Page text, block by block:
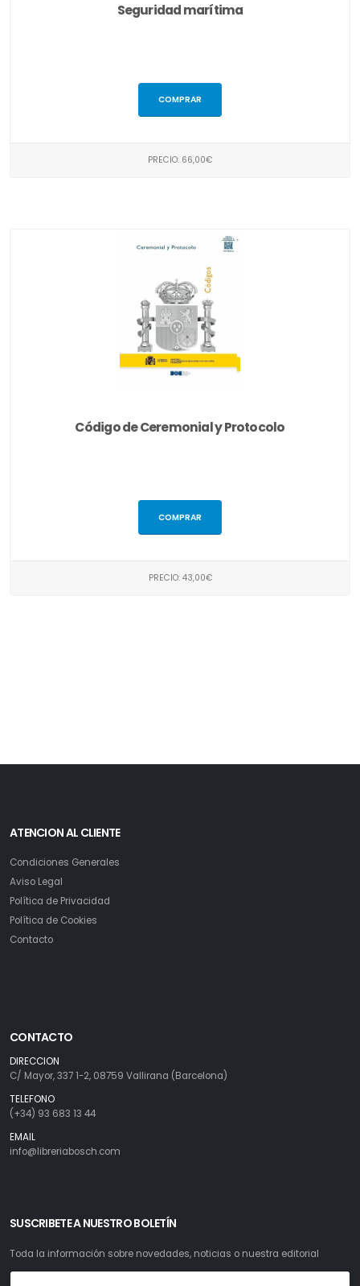
Seguridad marítima
COMPRAR
PRECIO: 66,00€
Código de Ceremonial y Protocolo
COMPRAR
PRECIO: 43,00€
ATENCION AL CLIENTE
Condiciones Generales
Aviso Legal
Política de Privacidad
Política de Cookies
Contacto
CONTACTO
DIRECCION
C/ Mayor, 337 1-2, 08759 Vallirana (Barcelona)
TELEFONO
(+34) 93 683 13 44
EMAIL
info@libreriabosch.com
SUSCRIBETE A NUESTRO BOLETÍN
Toda la información sobre novedades, noticias o nuestra editorial